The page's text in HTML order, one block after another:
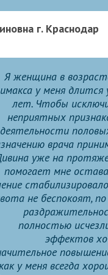
г. Краснодар
Я женщина в
у меня длится
лет. Чтобы
неприятных
деятельности
врача
уже на
помогает мне
не беспокоят,
полностью
эффектов
у меня всегда